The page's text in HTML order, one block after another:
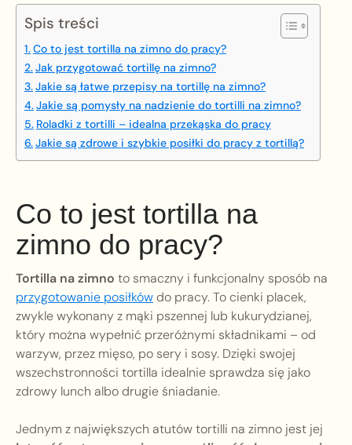
Spis treści
Co to jest tortilla na zimno do pracy?
Jak przygotować tortillę na zimno?
Jakie są łatwe przepisy na tortillę na zimno?
Jakie są pomysły na nadzienie do tortilli na zimno?
Roladki z tortilli – idealna przekąska do pracy
Jakie są zdrowe i szybkie posiłki do pracy z tortillą?
Co to jest tortilla na
zimno do pracy?
Tortilla na zimno to smaczny i funkcjonalny sposób na
przygotowanie posiłkówdo pracy. To cienki placek,
zwykle wykonany z mąki pszennej lub kukurydzianej,
który można wypełnić przeróżnymi składnikami – od
warzyw, przez mięso, po sery i sosy. Dzięki swojej
wszechstronności tortilla idealnie sprawdza się jako
zdrowy lunch albo drugie śniadanie.
Jednym z największych atutów tortilli na zimno jest jej